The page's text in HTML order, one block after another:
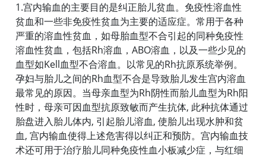
1.宫内输血的主要目的是纠正胎儿贫血。免疫性溶血性
贫血和一些非免疫性贫血为主要的适应症。常用于各种
严重的溶血性贫血，如母胎血型不合引起的同种免疫性
溶血性贫血，包括Rh溶血，ABO溶血，以及一些少见的
血型如Kell血型不合溶血。以常见的Rh抗原系统举例。
孕妇与胎儿之间的Rh血型不合是导致胎儿发生宫内溶血
最常见的原因。当母亲血型为Rh阴性而胎儿血型为Rh阳
性时，母亲可因血型抗原致敏而产生抗体, 此种抗体通过
胎盘进入胎儿体内, 引起胎儿溶血, 使胎儿出现水肿和贫
血, 宫内输血使得上述危害得以纠正和预防。宫内输血技
术还可用于治疗胎儿同种免疫性血小板减少症，与红细